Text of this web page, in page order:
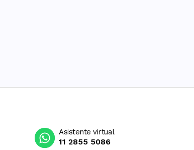
Asistente virtual
11 2855 5086